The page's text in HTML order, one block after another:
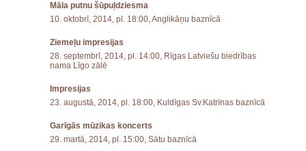
Māla putnu šūpuļdziesma
10. oktobrī, 2014, pl. 18:00, Anglikāņu baznīcā
Ziemeļu impresijas
28. septembrī, 2014, pl. 14:00, Rīgas Latviešu biedrības
nama Līgo zālē
Impresijas
23. augustā, 2014, pl. 18:00, Kuldīgas Sv.Katrīnas baznīcā
Garīgās mūzikas koncerts
29. martā, 2014, pl. 15:00, Sātu baznīcā